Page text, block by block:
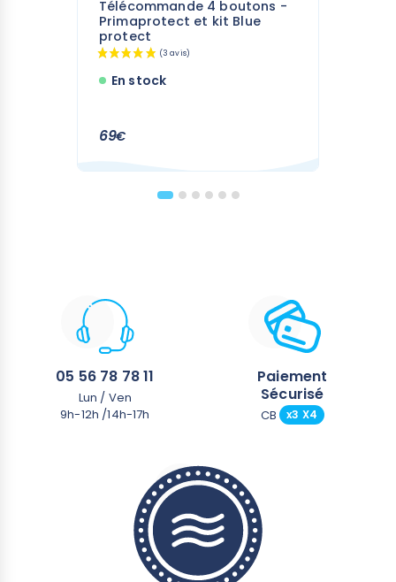
Télécommande 4 boutons -
Primaprotect et kit Blue
protect
En stock
69€
05 56 78 78 11
Lun / Ven
9h-12h /14h-17h
Paiement
Sécurisé
CB x3 X4